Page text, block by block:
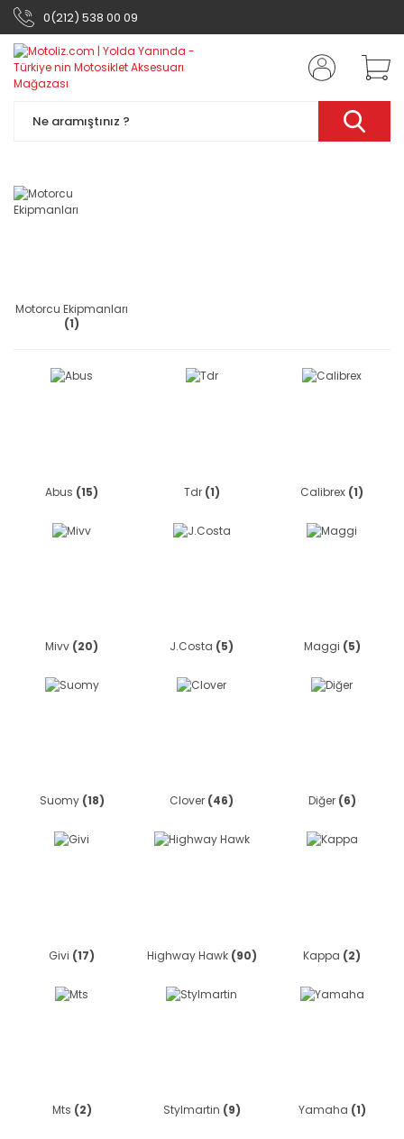
0(212) 538 00 09
Motorcu Ekipmanları
(1)
Abus (15) Tdr (1) Calibrex (1)
Mivv (20) J.Costa (5) Maggi (5)
Suomy (18) Clover (46) Diğer (6)
Givi (17) Highway Hawk (90) Kappa (2)
Mts (2) Stylmartin (9) Yamaha (1)